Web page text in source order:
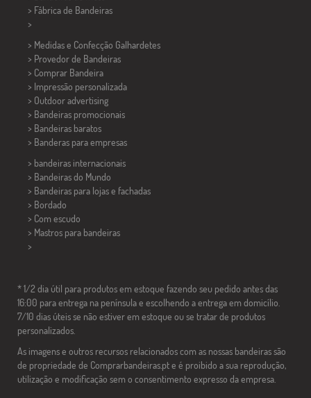
> Fábrica de Bandeiras
>
> Medidas e Confecção Galhardetes
> Provedor de Bandeiras
> Comprar Bandeira
> Impressão personalizada
> Outdoor advertising
> Bandeiras promocionais
> Bandeiras baratos
> Banderas para empresas
> bandeiras internacionais
> Bandeiras do Mundo
> Bandeiras para lojas e fachadas
> Bordado
> Com escudo
> Mastros para bandeiras
>
* 1/2 dia útil para produtos em estoque fazendo seu pedido antes das
16:00 para entrega na península e escolhendo a entrega em domicílio.
7/10 dias úteis se não estiver em estoque ou se tratar de produtos
personalizados.
As imagens e outros recursos relacionados com as nossas bandeiras são
de propriedade de Comprarbandeiras.pt e é proibido a sua reprodução,
utilização e modificação sem o consentimento expresso da empresa.